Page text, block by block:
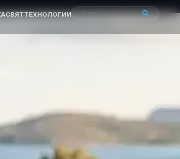
СВЯТТЕХНОЛОГИИ